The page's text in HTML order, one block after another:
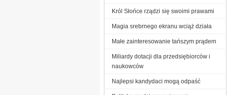
Król Słońce rządzi się swoimi prawami
Magia srebrnego ekranu wciąż działa
Małe zainteresowanie tańszym prądem
Miliardy dotacji dla przedsiębiorców i
naukowców
Najlepsi kandydaci mogą odpaść